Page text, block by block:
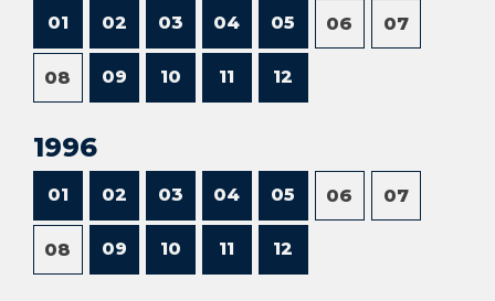
01 02 03 04 05 06 07
08 09 10 11 12
1996
01 02 03 04 05 06 07
08 09 10 11 12